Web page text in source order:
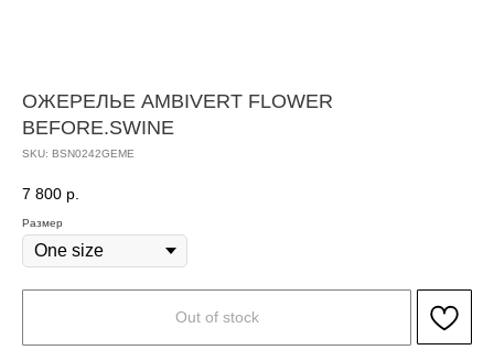
ОЖЕРЕЛЬЕ AMBIVERT FLOWER
BEFORE.SWINE
SKU: BSN0242GEME
7 800 р.
Размер
Out of stock